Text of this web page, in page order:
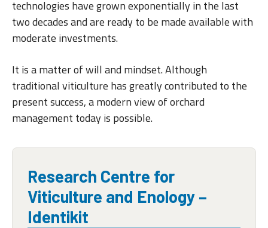
technologies have grown exponentially in the last
two decades and are ready to be made available with
moderate investments.
It is a matter of will and mindset. Although
traditional viticulture has greatly contributed to the
present success, a modern view of orchard
management today is possible.
Research Centre for
Viticulture and Enology –
Identikit